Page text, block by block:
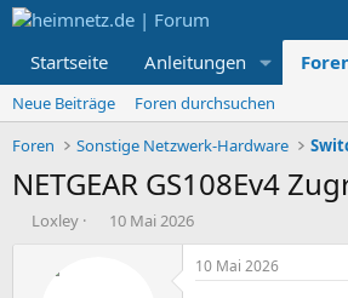
Startseite Anleitungen
Neue Beiträge
Foren durchsuchen
Foren
Sonstige Netzwerk-Hardware
NETGEAR GS108Ev4
ELoxley
E10 Mai 2026
10 Mai 2026